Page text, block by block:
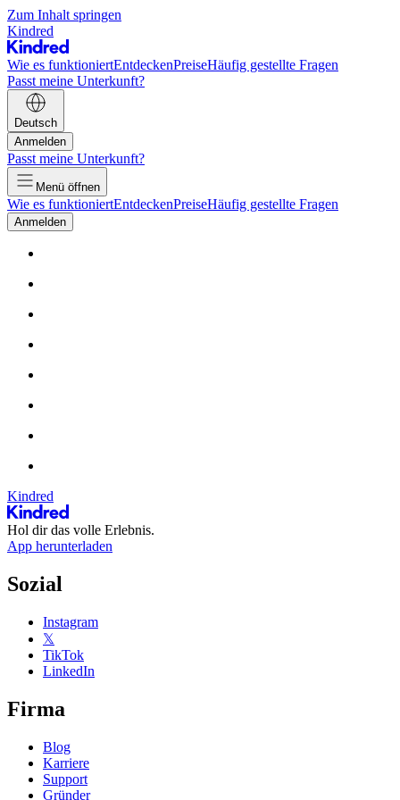
Zum Inhalt springen
Kindred
Wie es funktioniertEntdeckenPreiseHäufig gestellte Fragen
Passt meine Unterkunft?
Deutsch
Anmelden
Passt meine Unterkunft?
Menü öffnen
Wie es funktioniertEntdeckenPreiseHäufig gestellte Fragen
Anmelden
Kindred
Hol dir das volle Erlebnis.
App herunterladen
Sozial
Instagram
𝕏
TikTok
LinkedIn
Firma
Blog
Karriere
Support
Gründer